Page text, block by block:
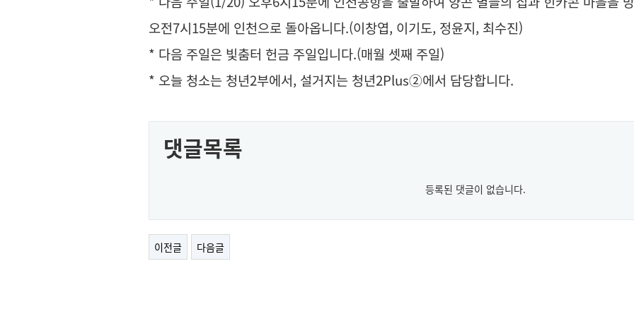
오전7시15분에 인천으로 돌아옵니다.(이창엽, 이기도, 정윤지, 최수진)
* 다음 주일은 빛춤터 헌금 주일입니다.(매월 셋째 주일)
* 오늘 청소는 청년2부에서, 설거지는 청년2Plus②에서 담당합니다.
댓글목록
등록된 댓글이 없습니다.
이전글 다음글